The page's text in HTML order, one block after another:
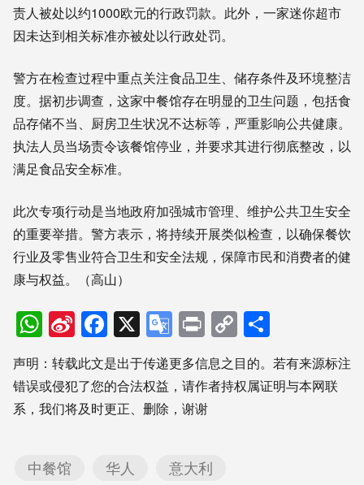
责人被处以约1000欧元的行政罚款。此外，一家迷你超市
因未达到相关标准亦被处以行政处罚。
警方在检查过程中重点关注食品卫生、储存条件及环境整洁
度。据初步调查，这家中餐馆存在明显的卫生问题，包括食
品存储不当、厨房卫生状况不达标等，严重影响公共健康。
执法人员当场责令该餐馆停业，并要求其进行彻底整改，以
满足食品安全标准。
此次专项行动是当地政府加强城市管理、维护公共卫生安全
的重要举措。警方表示，将持续开展类似检查，以确保餐饮
行业及零售业符合卫生和安全法规，保障市民和消费者的健
康与权益。（高山）
WhatsApp
Sina
Weibo
Facebook
X Google
Translate
PrintCopy
Link享
声明：转载此文是出于传递更多信息之目的。若有来源标注
错误或侵犯了您的合法权益，请作者持权属证明与本网联
系，我们将及时更正、删除，谢谢
中餐馆 华人 意大利